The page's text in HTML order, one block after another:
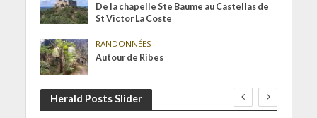
De la chapelle Ste Baume au Castellas de
St Victor La Coste
RANDONNÉES
Autour de Ribes
Herald Posts Slider